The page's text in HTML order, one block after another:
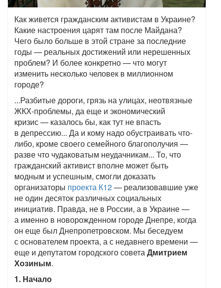
Как живется гражданским активистам в Украине?
Какие настроения царят там после Майдана?
Чего было больше в этой стране за последние
годы — реальных достижений или нерешенных
проблем? И более конкретно — что могут
изменить несколько человек в миллионном
городе?
...Разбитые дороги, грязь на улицах, неотвязные
ЖКХ-проблемы, да еще и экономический
кризис — казалось бы, как тут не впасть
в депрессию... Да и кому надо обустраивать что-
либо, кроме своего семейного благополучия —
разве что чудаковатым неудачникам... То, что
гражданский активист вполне может быть
модным и успешным, смогли доказать
организаторы проекта К12— реализовавшие уже
не один десяток различных социальных
инициатив. Правда, не в России, а в Украине —
а именно в новорожденном городе Днепре, когда
он еще был Днепропетровском. Мы беседуем
с основателем проекта, а с недавнего времени —
еще и депутатом городского советаДмитрием
Хозиным.
1. Начало